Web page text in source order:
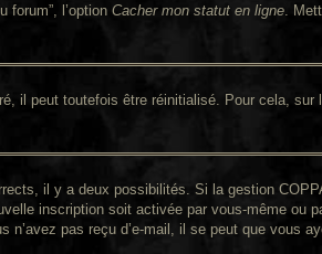
forum”, l’option Cacher mon statut en ligne.
il peut toutefois être réinitialisé. Pour cela,
il y a deux possibilités. Si la gestion
inscription soit activée par vous-même ou
pas reçu d’e-mail, il se peut que vous